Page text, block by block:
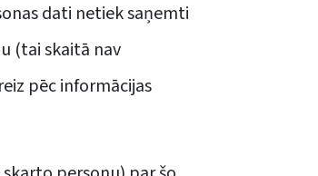
dati netiek saņemti
(tai skaitā nav
pēc informācijas